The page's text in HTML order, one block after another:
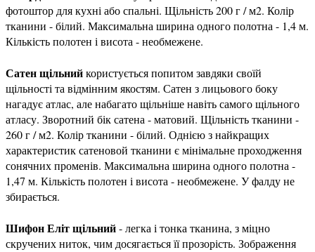
фотоштор для кухні або спальні. Щільність 200 г / м2. Колір
тканини - білий. Максимальна ширина одного полотна - 1,4 м.
Кількість полотен і висота - необмежене.
Сатен щільнийкористується попитом завдяки своїй
щільності та відмінним якостям. Сатен з лицьового боку
нагадує атлас, але набагато щільніше навіть самого щільного
атласу. Зворотний бік сатена - матовий. Щільність тканини -
260 г / м2. Колір тканини - білий. Однією з найкращих
характеристик сатеновой тканини є мінімальне проходження
сонячних променів. Максимальна ширина одного полотна -
1,47 м. Кількість полотен і висота - необмежене. У фалду не
збирається.
Шифон Еліт щільний- легка і тонка тканина, з міцно
скручених ниток, чим досягається її прозорість. Зображення